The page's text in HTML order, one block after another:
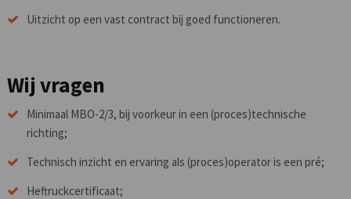
Uitzicht op een vast contract bij goed functioneren.
Wij vragen
Minimaal MBO-2/3, bij voorkeur in een (proces)technische
richting;
Technisch inzicht en ervaring als (proces)operator is een pré;
Heftruckcertificaat;